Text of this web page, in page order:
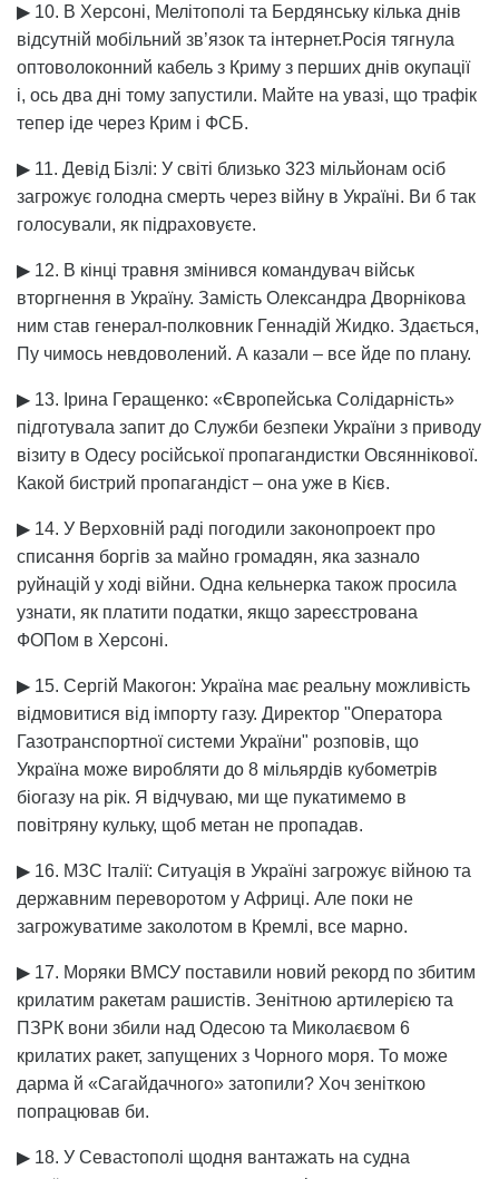
▶ 10. В Херсоні, Мелітополі та Бердянську кілька днів
відсутній мобільний зв’язок та інтернет.Росія тягнула
оптоволоконний кабель з Криму з перших днів окупації
і, ось два дні тому запустили. Майте на увазі, що трафік
тепер іде через Крим і ФСБ.
▶ 11. Девід Бізлі: У світі близько 323 мільйонам осіб
загрожує голодна смерть через війну в Україні. Ви б так
голосували, як підраховуєте.
▶ 12. В кінці травня змінився командувач військ
вторгнення в Україну. Замість Олександра Дворнікова
ним став генерал-полковник Геннадій Жидко. Здається,
Пу чимось невдоволений. А казали – все йде по плану.
▶ 13. Ірина Геращенко: «Європейська Солідарність»
підготувала запит до Служби безпеки України з приводу
візиту в Одесу російської пропагандистки Овсяннікової.
Какой бистрий пропагандіст – она уже в Кієв.
▶ 14. У Верховній раді погодили законопроект про
списання боргів за майно громадян, яка зазнало
руйнацій у ході війни. Одна кельнерка також просила
узнати, як платити податки, якщо зареєстрована
ФОПом в Херсоні.
▶ 15. Сергій Макогон: Україна має реальну можливість
відмовитися від імпорту газу. Директор "Оператора
Газотранспортної системи України" розповів, що
Україна може виробляти до 8 мільярдів кубометрів
біогазу на рік. Я відчуваю, ми ще пукатимемо в
повітряну кульку, щоб метан не пропадав.
▶ 16. МЗС Італії: Ситуація в Україні загрожує війною та
державним переворотом у Африці. Але поки не
загрожуватиме заколотом в Кремлі, все марно.
▶ 17. Моряки ВМСУ поставили новий рекорд по збитим
крилатим ракетам рашистів. Зенітною артилерією та
ПЗРК вони збили над Одесою та Миколаєвом 6
крилатих ракет, запущених з Чорного моря. То може
дарма й «Сагайдачного» затопили? Хоч зеніткою
попрацював би.
▶ 18. У Севастополі щодня вантажать на судна